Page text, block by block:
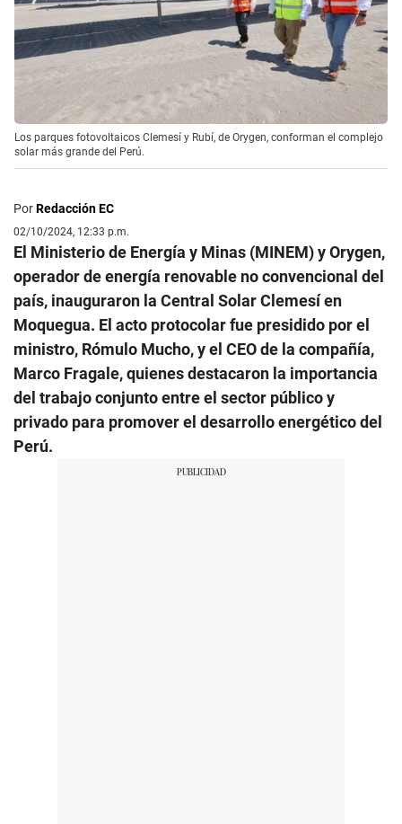
Los parques fotovoltaicos Clemesí y Rubí, de Orygen, conforman el complejo
solar más grande del Perú.
PorRedacción EC
02/10/2024, 12:33 p.m.
El Ministerio de Energía y Minas (MINEM) y Orygen,
operador de energía renovable no convencional del
país, inauguraron la Central Solar Clemesí en
Moquegua. El acto protocolar fue presidido por el
ministro, Rómulo Mucho, y el CEO de la compañía,
Marco Fragale, quienes destacaron la importancia
del trabajo conjunto entre el sector público y
privado para promover el desarrollo energético del
Perú.